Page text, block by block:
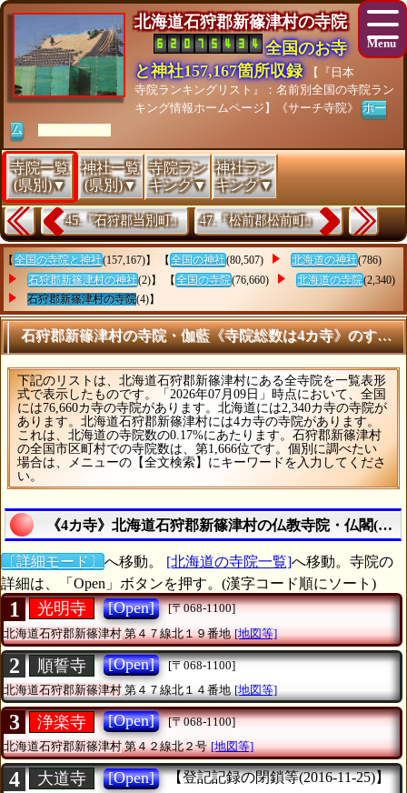
北海道石狩郡新篠津村の寺院
全国のお寺
と神社157,167箇所収録
【『日本
寺院ランキングリスト』：名前別全国の寺院ラン
キング情報ホームページ】《サーチ寺院》ホー
ム
[As of 26/07/28]
寺院一覧
(県別)▼
神社一覧
(県別)▼
寺院ラン
キング▼
神社ラン
キング▼
45.『石狩郡当別町』 47.『松前郡松前町』
【 全国の寺院と神社(157,167)】 【 全国の神社(80,507) 北海道の神社(786)
石狩郡新篠津村の神社(2)】 【 全国の寺院(76,660) 北海道の寺院(2,340)
石狩郡新篠津村の寺院(4)】
石狩郡新篠津村の寺院・伽藍《寺院総数は4カ寺》のすべ
下記のリストは、北海道石狩郡新篠津村にある全寺院を一覧表形
式で表示したものです。「2026年07月09日」時点において、全国
には76,660カ寺の寺院があります。北海道には2,340カ寺の寺院が
あります。北海道石狩郡新篠津村には4カ寺の寺院があります。
これは、北海道の寺院数の0.17%にあたります。石狩郡新篠津村
の全国市区町村での寺院数は、第1,666位です。個別に調べたい
場合は、メニューの【全文検索】にキーワードを入力してくださ
い。
《4カ寺》北海道石狩郡新篠津村の仏教寺院・仏閣(寺
〔詳細モード〕 へ移動。 [北海道の寺院一覧]へ移動。寺院の
詳細は、「Open」ボタンを押す。(漢字コード順にソート)
1 光明寺 [Open]
[〒068-1100]
北海道石狩郡新篠津村第４７線北１９番地 [地図等]
2 順誓寺 [Open]
[〒068-1100]
北海道石狩郡新篠津村第４７線北１４番地 [地図等]
3 浄楽寺 [Open]
[〒068-1100]
北海道石狩郡新篠津村第４２線北２号 [地図等]
4 大道寺 [Open] 【登記記録の閉鎖等(2016-11-25)】